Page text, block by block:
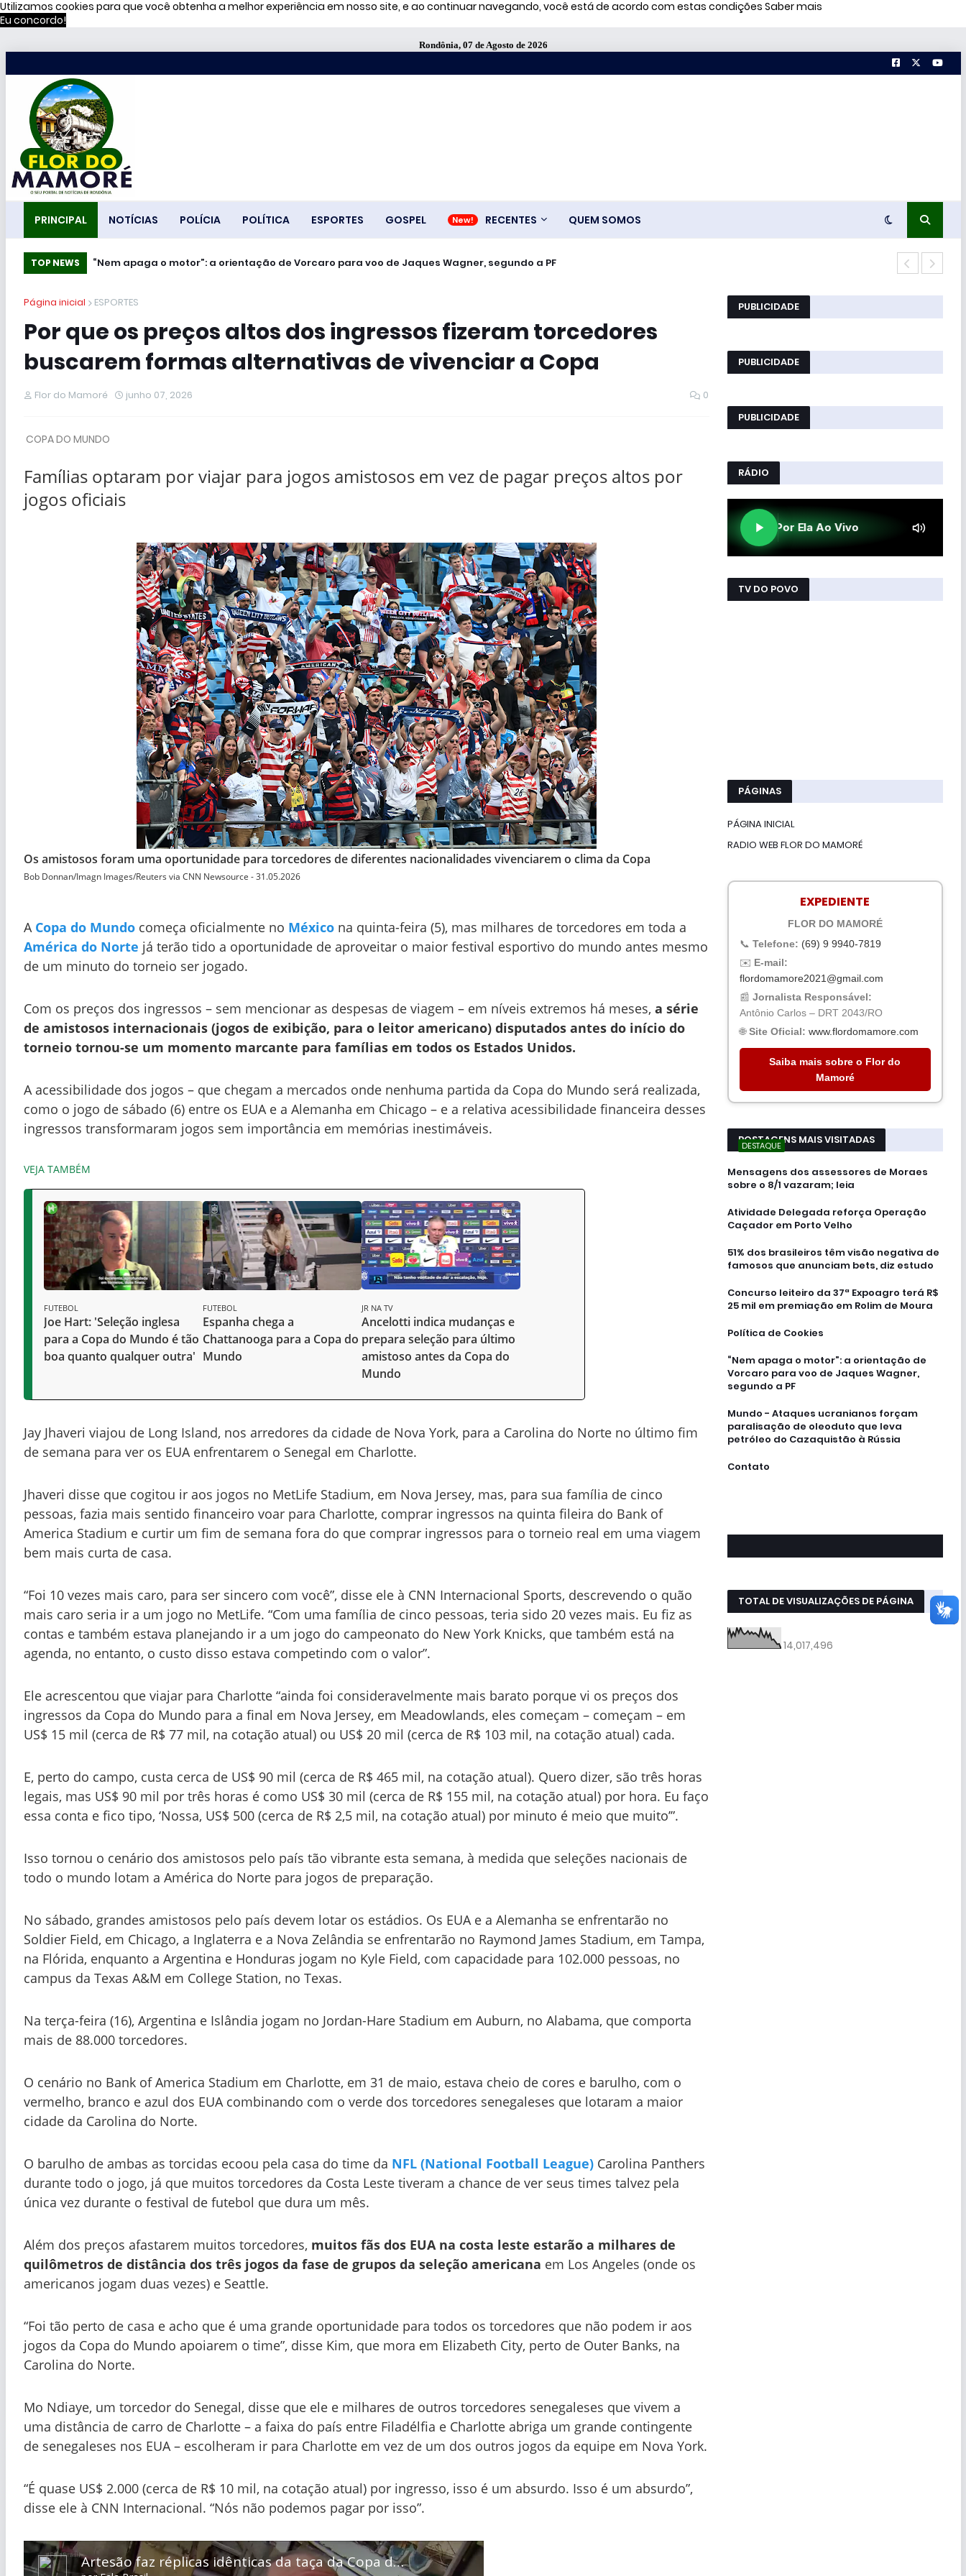
Utilizamos cookies para que você obtenha a melhor experiência em nosso site, e ao continuar navegando, você está de acordo com estas condições Saber mais
Eu concordo!
Rondônia, 07 de Agosto de 2026
PRINCIPAL NOTÍCIAS POLÍCIA POLÍTICA ESPORTES GOSPEL RECENTES QUEM SOMOS
TOP NEWS “Nem apaga o motor”: a orientação de Vorcaro para voo de Jaques Wagner, segundo a PF
Mundo - Ataques ucranianos forçam paralisação de oleoduto que leva petróleo do Cazaquistão à Rússia
Página inicial ESPORTES
Por que os preços altos dos ingressos fizeram torcedores
buscarem formas alternativas de vivenciar a Copa
Flor do Mamoré junho 07, 2026 0
COPA DO MUNDO
Famílias optaram por viajar para jogos amistosos em vez de pagar preços altos por
jogos oficiais
Os amistosos foram uma oportunidade para torcedores de diferentes nacionalidades vivenciarem o clima da Copa
Bob Donnan/Imagn Images/Reuters via CNN Newsource - 31.05.2026
A Copa do Mundocomeça oficialmente no Méxicona quinta-feira (5), mas milhares de torcedores em toda a
América do Norte já terão tido a oportunidade de aproveitar o maior festival esportivo do mundo antes mesmo
de um minuto do torneio ser jogado.
Com os preços dos ingressos – sem mencionar as despesas de viagem – em níveis extremos há meses, a série
de amistosos internacionais (jogos de exibição, para o leitor americano) disputados antes do início do
torneio tornou-se um momento marcante para famílias em todos os Estados Unidos.
A acessibilidade dos jogos – que chegam a mercados onde nenhuma partida da Copa do Mundo será realizada,
como o jogo de sábado (6) entre os EUA e a Alemanha em Chicago – e a relativa acessibilidade financeira desses
ingressos transformaram jogos sem importância em memórias inestimáveis.
VEJA TAMBÉM
FUTEBOL
Joe Hart: 'Seleção inglesa
para a Copa do Mundo é tão
boa quanto qualquer outra'
FUTEBOL
Espanha chega a
Chattanooga para a Copa do
Mundo
JR NA TV
Ancelotti indica mudanças e
prepara seleção para último
amistoso antes da Copa do
Mundo
Jay Jhaveri viajou de Long Island, nos arredores da cidade de Nova York, para a Carolina do Norte no último fim
de semana para ver os EUA enfrentarem o Senegal em Charlotte.
Jhaveri disse que cogitou ir aos jogos no MetLife Stadium, em Nova Jersey, mas, para sua família de cinco
pessoas, fazia mais sentido financeiro voar para Charlotte, comprar ingressos na quinta fileira do Bank of
America Stadium e curtir um fim de semana fora do que comprar ingressos para o torneio real em uma viagem
bem mais curta de casa.
“Foi 10 vezes mais caro, para ser sincero com você”, disse ele à CNN Internacional Sports, descrevendo o quão
mais caro seria ir a um jogo no MetLife. “Com uma família de cinco pessoas, teria sido 20 vezes mais. Eu fiz as
contas e também estava planejando ir a um jogo do campeonato do New York Knicks, que também está na
agenda, no entanto, o custo disso estava competindo com o valor”.
Ele acrescentou que viajar para Charlotte “ainda foi consideravelmente mais barato porque vi os preços dos
ingressos da Copa do Mundo para a final em Nova Jersey, em Meadowlands, eles começam – começam – em
US$ 15 mil (cerca de R$ 77 mil, na cotação atual) ou US$ 20 mil (cerca de R$ 103 mil, na cotação atual) cada.
E, perto do campo, custa cerca de US$ 90 mil (cerca de R$ 465 mil, na cotação atual). Quero dizer, são três horas
legais, mas US$ 90 mil por três horas é como US$ 30 mil (cerca de R$ 155 mil, na cotação atual) por hora. Eu faço
essa conta e fico tipo, ‘Nossa, US$ 500 (cerca de R$ 2,5 mil, na cotação atual) por minuto é meio que muito’”.
Isso tornou o cenário dos amistosos pelo país tão vibrante esta semana, à medida que seleções nacionais de
todo o mundo lotam a América do Norte para jogos de preparação.
No sábado, grandes amistosos pelo país devem lotar os estádios. Os EUA e a Alemanha se enfrentarão no
Soldier Field, em Chicago, a Inglaterra e a Nova Zelândia se enfrentarão no Raymond James Stadium, em Tampa,
na Flórida, enquanto a Argentina e Honduras jogam no Kyle Field, com capacidade para 102.000 pessoas, no
campus da Texas A&M em College Station, no Texas.
Na terça-feira (16), Argentina e Islândia jogam no Jordan-Hare Stadium em Auburn, no Alabama, que comporta
mais de 88.000 torcedores.
O cenário no Bank of America Stadium em Charlotte, em 31 de maio, estava cheio de cores e barulho, com o
vermelho, branco e azul dos EUA combinando com o verde dos torcedores senegaleses que lotaram a maior
cidade da Carolina do Norte.
O barulho de ambas as torcidas ecoou pela casa do time da NFL (National Football League) Carolina Panthers
durante todo o jogo, já que muitos torcedores da Costa Leste tiveram a chance de ver seus times talvez pela
única vez durante o festival de futebol que dura um mês.
Além dos preços afastarem muitos torcedores, muitos fãs dos EUA na costa leste estarão a milhares de
quilômetros de distância dos três jogos da fase de grupos da seleção americana em Los Angeles (onde os
americanos jogam duas vezes) e Seattle.
“Foi tão perto de casa e acho que é uma grande oportunidade para todos os torcedores que não podem ir aos
jogos da Copa do Mundo apoiarem o time”, disse Kim, que mora em Elizabeth City, perto de Outer Banks, na
Carolina do Norte.
Mo Ndiaye, um torcedor do Senegal, disse que ele e milhares de outros torcedores senegaleses que vivem a
uma distância de carro de Charlotte – a faixa do país entre Filadélfia e Charlotte abriga um grande contingente
de senegaleses nos EUA – escolheram ir para Charlotte em vez de um dos outros jogos da equipe em Nova York.
“É quase US$ 2.000 (cerca de R$ 10 mil, na cotação atual) por ingresso, isso é um absurdo. Isso é um absurdo”,
disse ele à CNN Internacional. “Nós não podemos pagar por isso”.
PUBLICIDADE
PUBLICIDADE
PUBLICIDADE
RÁDIO
TV DO POVO
PÁGINAS
PÁGINA INICIAL
RADIO WEB FLOR DO MAMORÉ
EXPEDIENTE
FLOR DO MAMORÉ
📞 Telefone: (69) 9 9940-7819
✉️ E-mail:
flordomamore2021@gmail.com
📰 Jornalista Responsável:
Antônio Carlos – DRT 2043/RO
🌐Site Oficial: www.flordomamore.com
Saiba mais sobre o Flor do
Mamoré
POSTAGENS MAIS VISITADAS
DESTAQUE
Mensagens dos assessores de Moraes
sobre o 8/1 vazaram; leia
Atividade Delegada reforça Operação
Caçador em Porto Velho
51% dos brasileiros têm visão negativa de
famosos que anunciam bets, diz estudo
Concurso leiteiro da 37ª Expoagro terá R$
25 mil em premiação em Rolim de Moura
Política de Cookies
“Nem apaga o motor”: a orientação de
Vorcaro para voo de Jaques Wagner,
segundo a PF
Mundo - Ataques ucranianos forçam
paralisação de oleoduto que leva
petróleo do Cazaquistão à Rússia
Contato
TOTAL DE VISUALIZAÇÕES DE PÁGINA
14,017,496